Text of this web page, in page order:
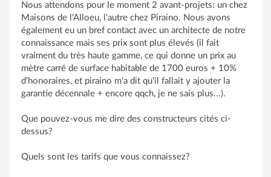
Nous attendons pour le moment 2 avant-projets: un chez
Maisons de l'Alloeu, l'autre chez Piraino. Nous avons
également eu un bref contact avec un architecte de notre
connaissance mais ses prix sont plus élevés (il fait
vraiment du très haute gamme, ce qui donne un prix au
mètre carré de surface habitable de 1700 euros + 10%
d'honoraires, et piraino m'a dit qu'il fallait y ajouter la
garantie décennale + encore qqch, je ne sais plus...).
Que pouvez-vous me dire des constructeurs cités ci-
dessus?
Quels sont les tarifs que vous connaissez?